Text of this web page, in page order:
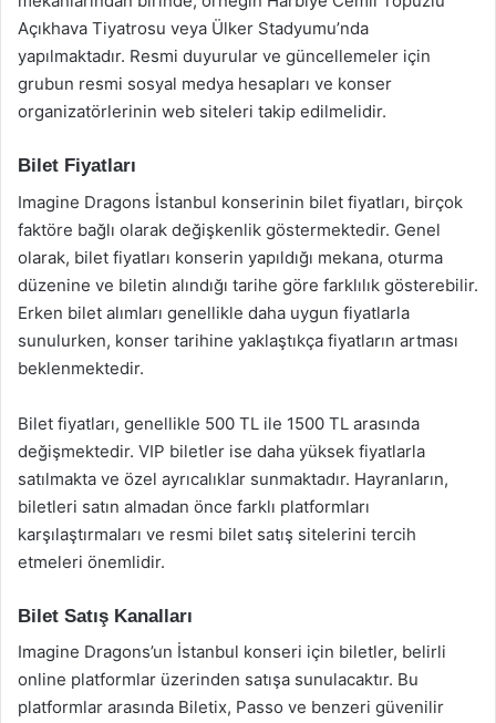
Açıkhava Tiyatrosu veya Ülker Stadyumu’nda
yapılmaktadır. Resmi duyurular ve güncellemeler için
grubun resmi sosyal medya hesapları ve konser
organizatörlerinin web siteleri takip edilmelidir.
Bilet Fiyatları
Imagine Dragons İstanbul konserinin bilet fiyatları, birçok
faktöre bağlı olarak değişkenlik göstermektedir. Genel
olarak, bilet fiyatları konserin yapıldığı mekana, oturma
düzenine ve biletin alındığı tarihe göre farklılık gösterebilir.
Erken bilet alımları genellikle daha uygun fiyatlarla
sunulurken, konser tarihine yaklaştıkça fiyatların artması
beklenmektedir.
Bilet fiyatları, genellikle 500 TL ile 1500 TL arasında
değişmektedir. VIP biletler ise daha yüksek fiyatlarla
satılmakta ve özel ayrıcalıklar sunmaktadır. Hayranların,
biletleri satın almadan önce farklı platformları
karşılaştırmaları ve resmi bilet satış sitelerini tercih
etmeleri önemlidir.
Bilet Satış Kanalları
Imagine Dragons’un İstanbul konseri için biletler, belirli
online platformlar üzerinden satışa sunulacaktır. Bu
platformlar arasında Biletix, Passo ve benzeri güvenilir